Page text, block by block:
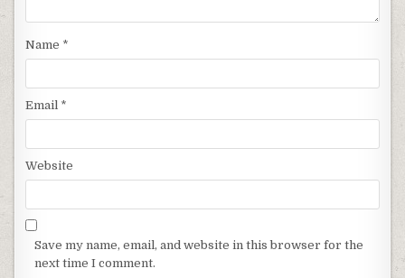
Name *
Email *
Website
Save my name, email, and website in this browser for the
next time I comment.